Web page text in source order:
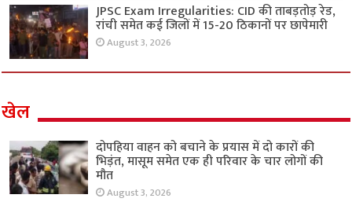
JPSC Exam Irregularities: CID की ताबड़तोड़ रेड,
रांची समेत कई जिलों में 15-20 ठिकानों पर छापेमारी
August 3, 2026
खेल
दोपहिया वाहन को बचाने के प्रयास में दो कारों की
भिड़ंत, मासूम समेत एक ही परिवार के चार लोगों की
मौत
August 3, 2026